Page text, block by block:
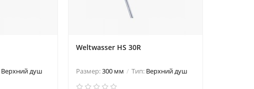
Верхний душ
Weltwasser HS 30R
Размер:300 мм Тип: Верхний душ